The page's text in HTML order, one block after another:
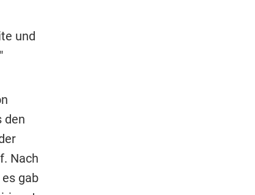
und
den
Nach
gab